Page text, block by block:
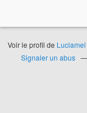
Voir le profil de Luciamel
Signaler un abus